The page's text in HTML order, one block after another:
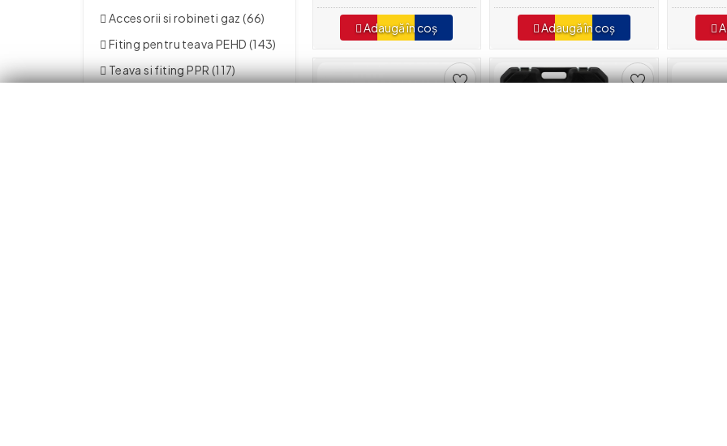
Accesorii si robineti gaz (66)
Fiting pentru teava PEHD (143)
Teava si fiting PPR (117)
Adaugă în coș Adaugă în coș